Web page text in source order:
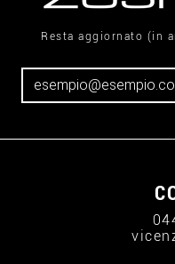
Resta aggiornato (in